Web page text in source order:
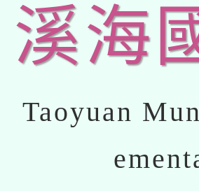
溪海
Taoyuan